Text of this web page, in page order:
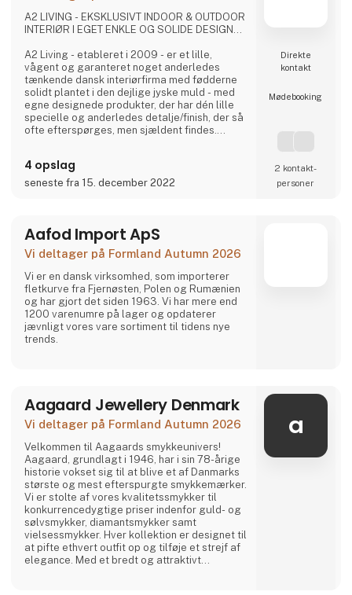
A2 LIVING - EKSKLUSIVT INDOOR & OUTDOOR
INTERIØR I EGET ENKLE OG SOLIDE DESIGN...
A2 Living - etableret i 2009 - er et lille,
vågent og garanteret noget anderledes
tænkende dansk interiørfirma med fødderne
solidt plantet i den dejlige jyske muld - med
egne designede produkter, der har dén lille
specielle og anderledes detalje/finish, der så
ofte efterspørges, men sjældent findes.
solide og gedigne produkter, som A2 Living
sætter en ære i at lægge navn til - kort sagt,
store - p
4 opslag
seneste fra 15. december 2022
Direkte
kontakt
Møde­booking
2 kontakt­
personer
Aafod Import ApS
Vi deltager på Formland Autumn 2026
Vi er en dansk virksomhed, som importerer
fletkurve fra Fjernøsten, Polen og Rumænien
og har gjort det siden 1963. Vi har mere end
1200 varenumre på lager og opdaterer
jævnligt vores vare sortiment til tidens nye
trends.
Aagaard Jewellery Denmark
Vi deltager på Formland Autumn 2026
Velkommen til Aagaards smykkeunivers!
Aagaard, grundlagt i 1946, har i sin 78-årige
historie vokset sig til at blive et af Danmarks
største og mest efterspurgte smykkemærker.
Vi er stolte af vores kvalitetssmykker til
konkurrencedygtige priser indenfor guld- og
sølvsmykker, diamantsmykker samt
vielsessmykker. Hver kollektion er designet til
at pifte ethvert outfit op og tilføje et strejf af
elegance. Med et bredt og attraktivt
a